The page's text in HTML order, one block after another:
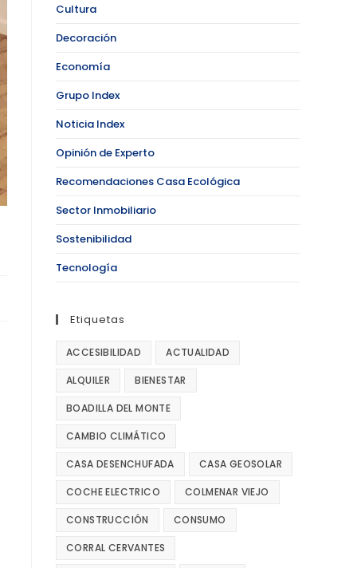
Cultura
Decoración
Economía
Grupo Index
Noticia Index
Opinión de Experto
Recomendaciones Casa Ecológica
Sector Inmobiliario
Sostenibilidad
Tecnología
Etiquetas
ACCESIBILIDAD ACTUALIDAD
ALQUILER BIENESTAR
BOADILLA DEL MONTE
CAMBIO CLIMÁTICO
CASA DESENCHUFADA CASA GEOSOLAR
COCHE ELECTRICO COLMENAR VIEJO
CONSTRUCCIÓN CONSUMO
CORRAL CERVANTES